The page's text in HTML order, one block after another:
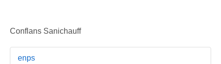
Conflans Sanichauff
enps